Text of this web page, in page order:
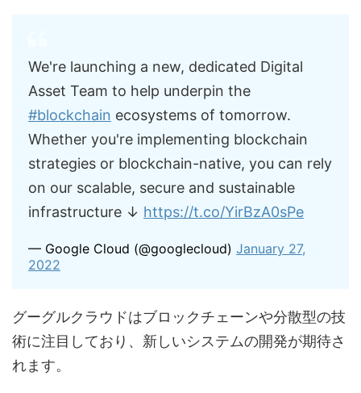
We're launching a new, dedicated Digital
Asset Team to help underpin the
#blockchain ecosystems of tomorrow.
Whether you're implementing blockchain
strategies or blockchain-native, you can rely
on our scalable, secure and sustainable
infrastructure ↓ https://t.co/YirBzA0sPe
— Google Cloud (@googlecloud) January 27,
2022
グーグルクラウドはブロックチェーンや分散型の技
術に注目しており、新しいシステムの開発が期待さ
れます。